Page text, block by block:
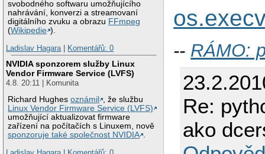
svobodného softwaru umožňujícího
nahrávání, konverzi a streamovaní
digitálního zvuku a obrazu FFmpeg
(Wikipedie ).
Ladislav Hagara| Komentářů: 0
NVIDIA sponzorem služby Linux
Vendor Firmware Service (LVFS)
4.8. 20:11 | Komunita
Richard Hughesoznámil
, že službu
Linux Vendor Firmware Service (LVFS)
umožňující aktualizovat firmware
zařízení na počítačích s Linuxem, nově
sponzoruje také společnost NVIDIA .
-- RÁMO:
Re:
ako